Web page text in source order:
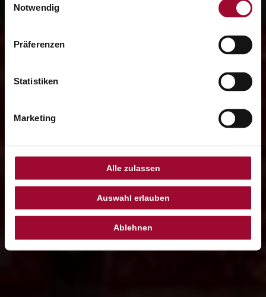
unsererDatenschutzerklärung
Notwendig
Präferenzen
Statistiken
Marketing
Alle zulassen
Auswahl erlauben
Ablehnen